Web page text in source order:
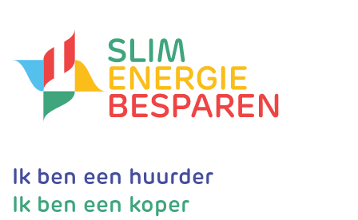
Ik ben een huurder
Ik ben een koper